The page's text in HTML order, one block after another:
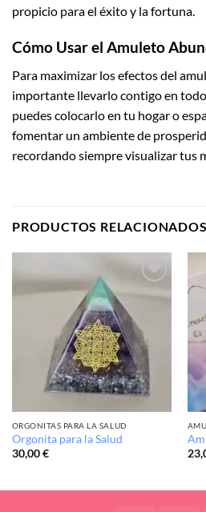
propicio para el éxito y la fortuna.
Cómo Usar el Amuleto
Para maximizar los efectos del
importante llevarlo contigo en
puedes colocarlo en tu hogar o
fomentar un ambiente de
recordando siempre visualizar tus
PRODUCTOS RELACIONADOS
deseos
ORGONITAS PARA LA SALUD
Orgonita para la Salud
30,00€